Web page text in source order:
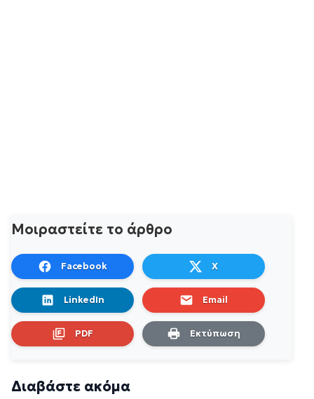
Μοιραστείτε το άρθρο
Facebook X
LinkedIn Email
PDF Εκτύπωση
Διαβάστε ακόμα